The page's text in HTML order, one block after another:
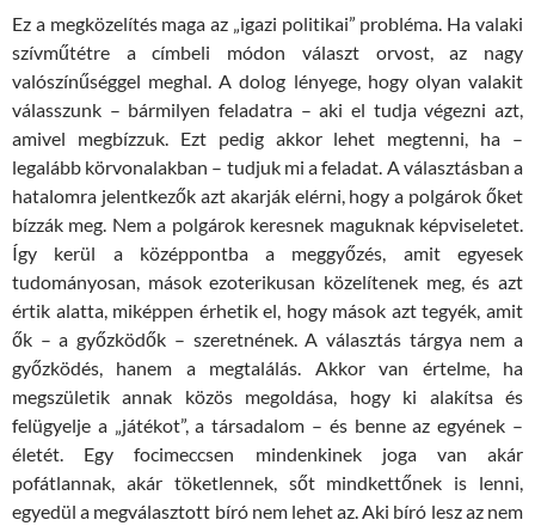
Ez a megközelítés maga az „igazi politikai” probléma. Ha valaki
szívműtétre a címbeli módon választ orvost, az nagy
valószínűséggel meghal. A dolog lényege, hogy olyan valakit
válasszunk – bármilyen feladatra – aki el tudja végezni azt,
amivel megbízzuk. Ezt pedig akkor lehet megtenni, ha –
legalább körvonalakban – tudjuk mi a feladat. A választásban a
hatalomra jelentkezők azt akarják elérni, hogy a polgárok őket
bízzák meg. Nem a polgárok keresnek maguknak képviseletet.
Így kerül a középpontba a meggyőzés, amit egyesek
tudományosan, mások ezoterikusan közelítenek meg, és azt
értik alatta, miképpen érhetik el, hogy mások azt tegyék, amit
ők – a győzködők – szeretnének. A választás tárgya nem a
győzködés, hanem a megtalálás. Akkor van értelme, ha
megszületik annak közös megoldása, hogy ki alakítsa és
felügyelje a „játékot”, a társadalom – és benne az egyének –
életét. Egy focimeccsen mindenkinek joga van akár
pofátlannak, akár töketlennek, sőt mindkettőnek is lenni,
egyedül a megválasztott bíró nem lehet az. Aki bíró lesz az nem